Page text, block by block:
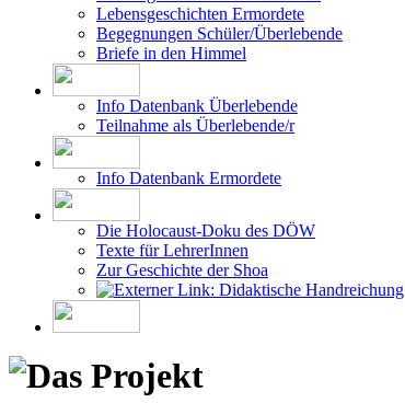
Lebensgeschichten Ermordete
Begegnungen Schüler/Überlebende
Briefe in den Himmel
Info Datenbank Überlebende
Teilnahme als Überlebende/r
Info Datenbank Ermordete
Die Holocaust-Doku des DÖW
Texte für LehrerInnen
Zur Geschichte der Shoa
Didaktische Handreichung